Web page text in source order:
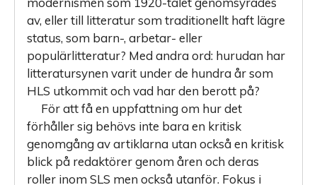
av, eller till litteratur som traditionellt haft lägre
status, som barn-, arbetar- eller
populärlitteratur? Med andra ord: hurudan har
litteratursynen varit under de hundra år som
HLS utkommit och vad har den berott på?
För att få en uppfattning om hur det
förhåller sig behövs inte bara en kritisk
genomgång av artiklarna utan också en kritisk
blick på redaktörer genom åren och deras
roller inom SLS men också utanför. Fokus i